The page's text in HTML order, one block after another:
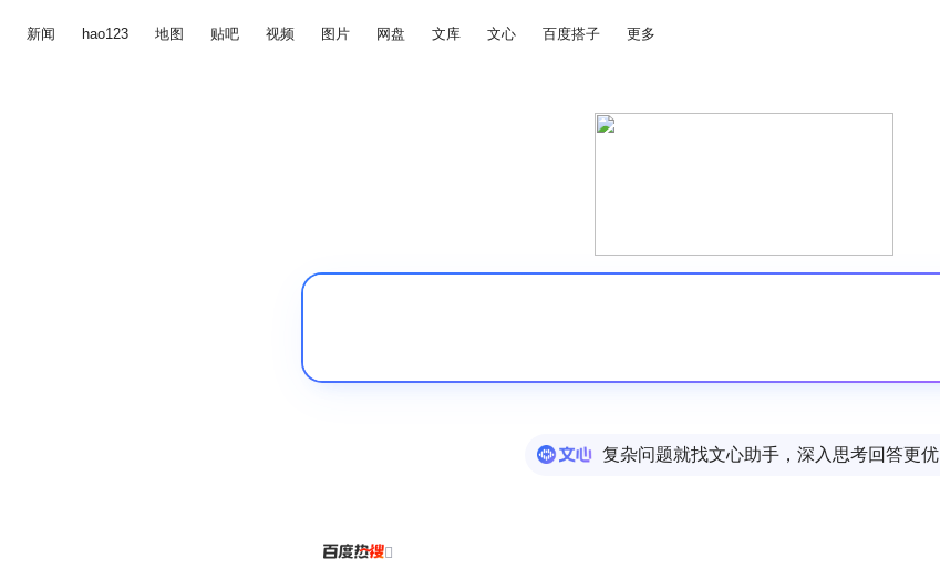
新闻 hao123 地图 贴吧 视频 图片 网盘 文库 文心 百度搭子 更多
复杂问题就找文心助手，深入思考回答更优
